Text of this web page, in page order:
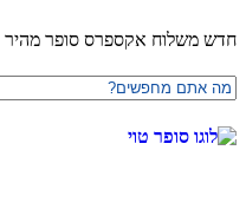
אקספרס סופר מהיר